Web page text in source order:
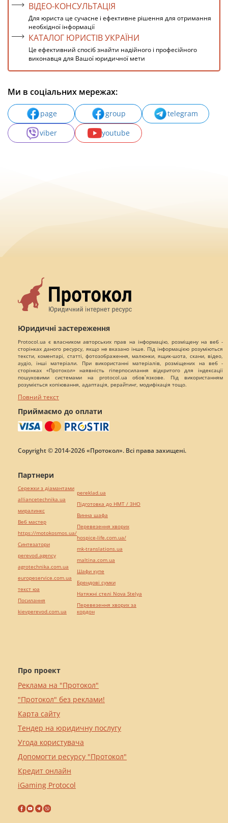
ВІДЕО-КОНСУЛЬТАЦІЯ
Для юриста це сучасне і ефективне рішення для отримання
необхідної інформації
КАТАЛОГ ЮРИСТІВ УКРАЇНИ
Це ефективний спосіб знайти надійного і професійного
виконавця для Вашої юридичної мети
Ми в соціальних мережах:
page group
telegram
viber
youtube
Юридичні застереження
Protocol.ua є власником авторських прав на інформацію, розміщену на веб -
сторінках даного ресурсу, якщо не вказано інше. Під інформацією розуміються
тексти, коментарі, статті, фотозображення, малюнки, ящик-шота, скани, відео,
аудіо, інші матеріали. При використанні матеріалів, розміщених на веб -
сторінках «Протокол» наявність гіперпосилання відкритого для індексації
пошуковими системами на protocol.ua обов`язкове. Під використанням
розуміється копіювання, адаптація, рерайтинг, модифікація тощо.
Повний текст
Приймаємо до оплати
Copyright © 2014-2026 «Протокол». Всі права захищені.
Про проект
Реклама на "Протокол"
"Протокол" без реклами!
Карта сайту
Тендер на юридичну послугу
Угода користувача
Допомогти ресурсу "Протокол"
Кредит онлайн
iGaming Protocol
Партнери
Сережки з діамантами
alliancetechnika.ua
миралинкс
Веб мастер
https://motokosmos.ua/
Синтезатори
perevod.agency
agrotechnika.com.ua
europeservice.com.ua
текст юа
Посилання
kievperevod.com.ua
pereklad.ua
Підготовка до НМТ / ЗНО
Винна шафа
Перевезення хворих
hospice-life.com.ua/
mk-translations.ua
maltina.com.ua
Шафи купе
Брендові сумки
Натяжні стелі Nova Stelya
Перевезення хворих за
кордон